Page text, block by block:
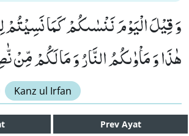
وَ قِیْلَ الْیَوْمَ نَنْسٰىكُمْ كَمَا نَسِیْتُمْ
هٰذَا وَ مَاْوٰىكُمُ النَّارُ وَ مَا لَكُمْ مِّنْ
Kanz ul Irfan
Prev Ayat